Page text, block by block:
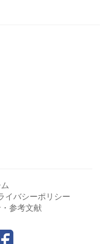
イバシーポリシー
参考文献